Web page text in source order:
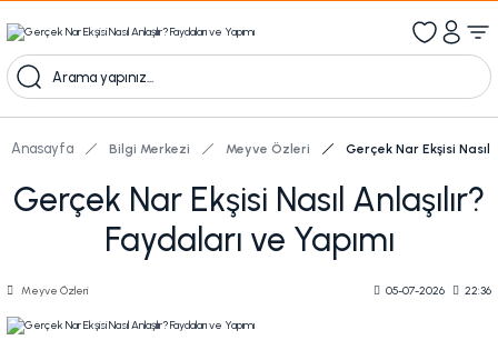
Kampanyalı Ürünleri Görüntüle
Anasayfa Bilgi Merkezi Meyve Özleri Gerçek Nar Ekşisi Nasıl
Gerçek Nar Ekşisi Nasıl Anlaşılır?
Faydaları ve Yapımı
Meyve Özleri 05-07-2026 22:36